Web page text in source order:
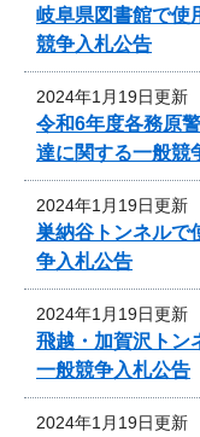
岐阜県図書館で使
競争入札公告
2024年1月19日更新
令和6年度各務原
達に関する一般競
2024年1月19日更新
巣納谷トンネルで
争入札公告
2024年1月19日更新
飛越・加賀沢トン
一般競争入札公告
2024年1月19日更新